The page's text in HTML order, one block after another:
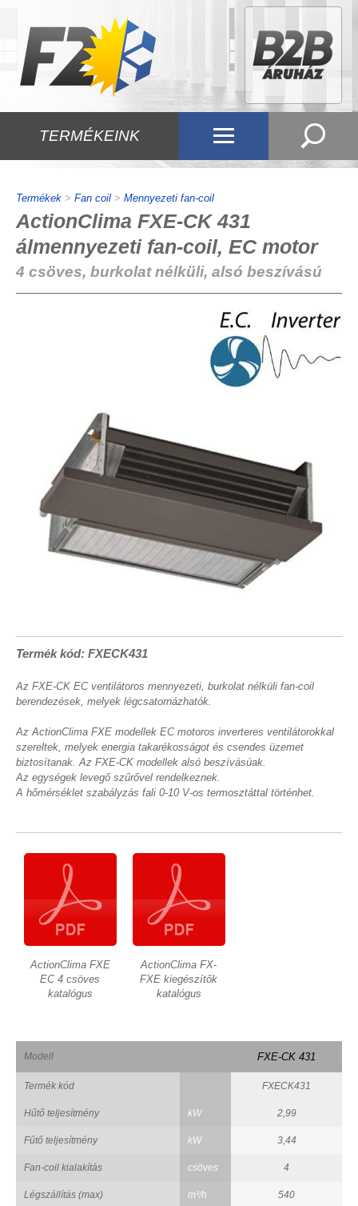
TERMÉKEINK
Termékek > Fan coil > Mennyezeti fan-coil
ActionClima FXE-CK 431
álmennyezeti fan-coil, EC motor
4 csöves, burkolat nélküli, alsó beszívású
Termék kód: FXECK431
Az FXE-CK EC ventilátoros mennyezeti, burkolat nélküli fan-coil
berendezések, melyek légcsatornázhatók.
Az ActionClima FXE modellek EC motoros inverteres ventilátorokkal
szereltek, melyek energia takarékosságot és csendes üzemet
biztosítanak. Az FXE-CK modellek alsó beszívásúak.
Az egységek levegő szűrővel rendelkeznek.
A hőmérséklet szabályzás fali 0-10 V-os termosztáttal történhet.
ActionClima FXE
EC 4 csöves
katalógus
ActionClima FX-
FXE kiegészítők
katalógus
Modell FXE-CK 431
Termék kód FXECK431
Hűtő teljesítmény kW 2,99
Fűtő teljesítmény kW 3,44
Fan-coil kialakítás csöves 4
Légszállítás (max) m³/h 540